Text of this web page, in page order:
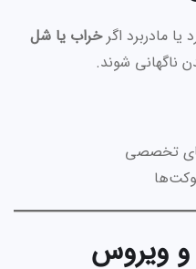
مادربرد اگرخراب یا شل
ناگهانی شوند.
تخصصی
و ویروس